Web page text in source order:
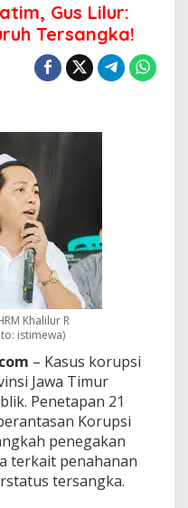
Gus Lilur:
Tersangka!
Khalilur R
istimewa)
– Kasus korupsi
Jawa Timur
Penetapan 21
Korupsi
penegakan
terkait penahanan
tersangka.